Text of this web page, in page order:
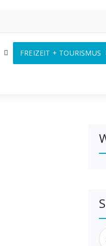
FREIZEIT + TOURISMUS